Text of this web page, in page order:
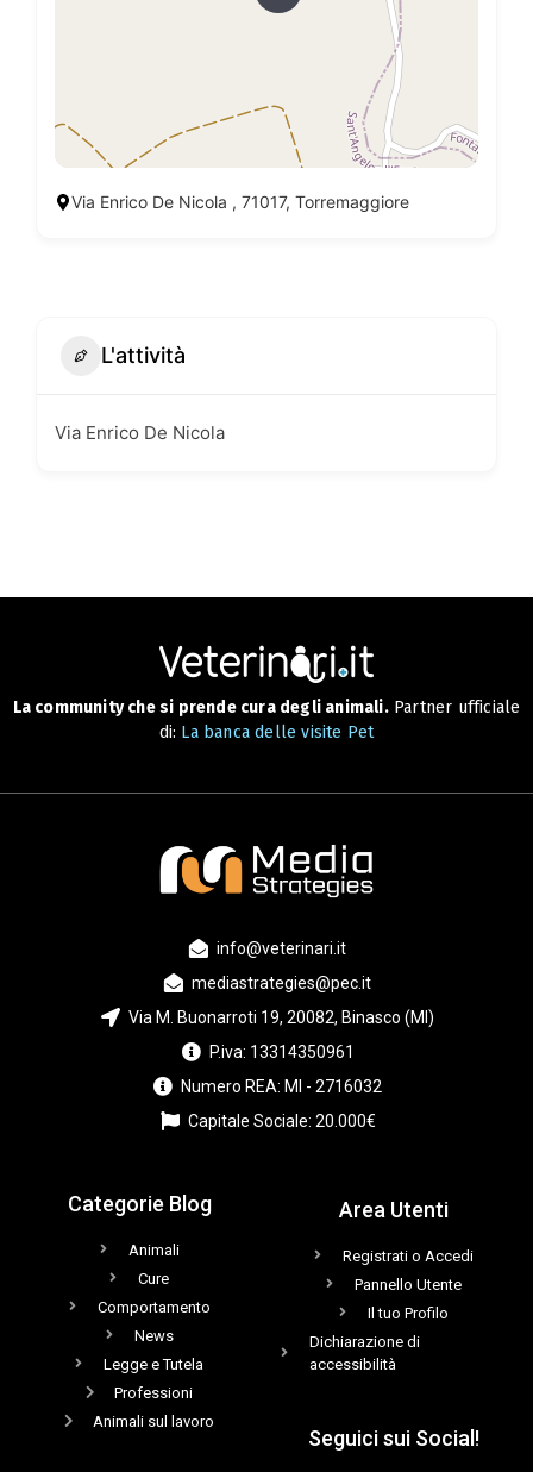
Via Enrico De Nicola , 71017, Torremaggiore
L'attività
Via Enrico De Nicola
La community che si prende cura degli animali.Partner ufficiale
di: La banca delle visite Pet
info@veterinari.it
mediastrategies@pec.it
Via M. Buonarroti 19, 20082, Binasco (MI)
P.iva: 13314350961
Numero REA: MI - 2716032
Capitale Sociale: 20.000€
Categorie Blog
Animali
Cure
Comportamento
News
Legge e Tutela
Professioni
Animali sul lavoro
Area Utenti
Registrati o Accedi
Pannello Utente
Il tuo Profilo
Dichiarazione di
accessibilità
Seguici sui Social!